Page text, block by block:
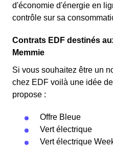
d'économie d'énergie en
contrôle sur sa
Contrats EDF destinés
Memmie
Si vous souhaitez être un
chez EDF voilà une idée
propose :
Offre Bleue
Vert électrique
Vert électrique